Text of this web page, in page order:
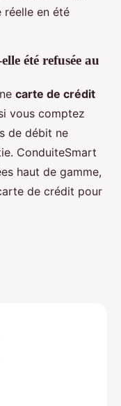
réelle en été
été refusée au
carte de crédit
vous comptez
de débit ne
ConduiteSmart
haut de gamme,
de crédit pour